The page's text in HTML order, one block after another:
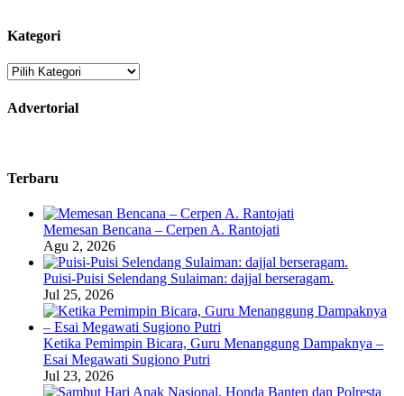
Kategori
Kategori
Advertorial
Terbaru
Memesan Bencana – Cerpen A. Rantojati
Agu 2, 2026
Puisi-Puisi Selendang Sulaiman: dajjal berseragam.
Jul 25, 2026
Ketika Pemimpin Bicara, Guru Menanggung Dampaknya –
Esai Megawati Sugiono Putri
Jul 23, 2026